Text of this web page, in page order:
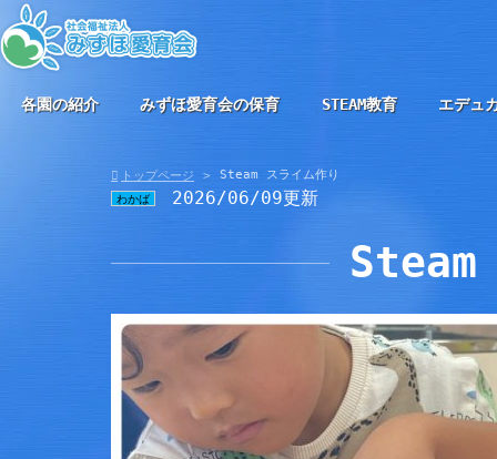
各園の紹介 みずほ愛育会の保育 STEAM教育 エデュ
トップページ Steam スライム作り
わかば 2026/06/09更新
Steam